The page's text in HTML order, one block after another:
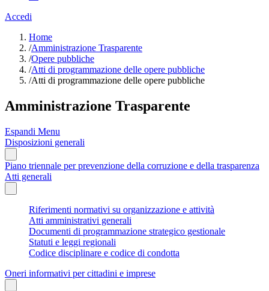
Accedi
Home
/Amministrazione Trasparente
/Opere pubbliche
/Atti di programmazione delle opere pubbliche
/Atti di programmazione delle opere pubbliche
Amministrazione Trasparente
Espandi Menu
Disposizioni generali
Piano triennale per prevenzione della corruzione e della trasparenza
Atti generali
Riferimenti normativi su organizzazione e attività
Atti amministrativi generali
Documenti di programmazione strategico gestionale
Statuti e leggi regionali
Codice disciplinare e codice di condotta
Oneri informativi per cittadini e imprese